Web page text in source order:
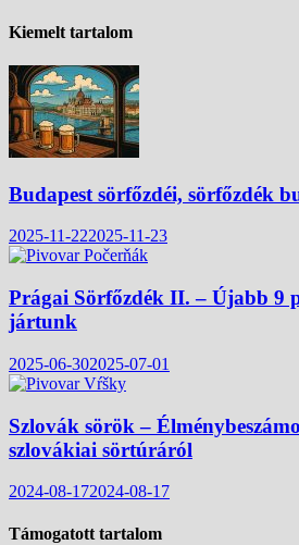
Kiemelt tartalom
Budapest sörfőzdéi, sörfőzdék
2025-11-222025-11-23
Prágai Sörfőzdék II. – Újabb 9
jártunk
2025-06-302025-07-01
Szlovák sörök –
szlovákiai sörtúráról
2024-08-172024-08-17
Támogatott tartalom